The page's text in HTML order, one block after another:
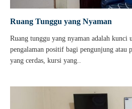
Ruang Tunggu yang Nyaman
Ruang tunggu yang nyaman adalah kunci
pengalaman positif bagi pengunjung atau
yang cerdas, kursi yang..